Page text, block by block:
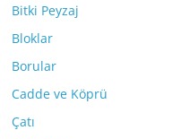
Bitki Peyzaj
Bloklar
Borular
Cadde ve Köprü
Çatı